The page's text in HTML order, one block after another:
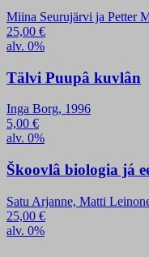
Miina Seurujärvi ja Petter
25,00 €
alv. 0%
Tälvi Puupâ kuvlân
Inga Borg, 1996
5,00 €
alv. 0%
Škoovlâ biologia já
Satu Arjanne, Matti
25,00 €
alv. 0%